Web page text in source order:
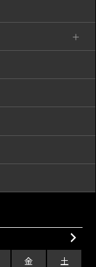
金 土